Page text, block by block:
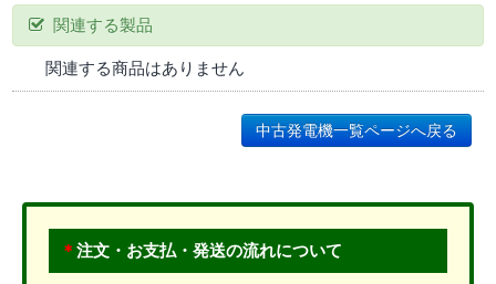
関連する製品
関連する商品はありません
中古発電機一覧ページへ戻る
＊ 注文・お支払・発送の流れについて